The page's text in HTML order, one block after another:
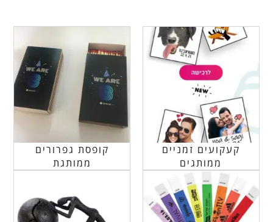
קעקועים זמניים
ממותגים
קופסת גפרורים
ממותגת